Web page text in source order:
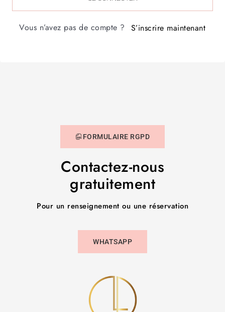
Vous n’avez pas de compte ? S’inscrire maintenant
FORMULAIRE RGPD
Contactez-nous
gratuitement
Pour un renseignement ou une réservation
WHATSAPP